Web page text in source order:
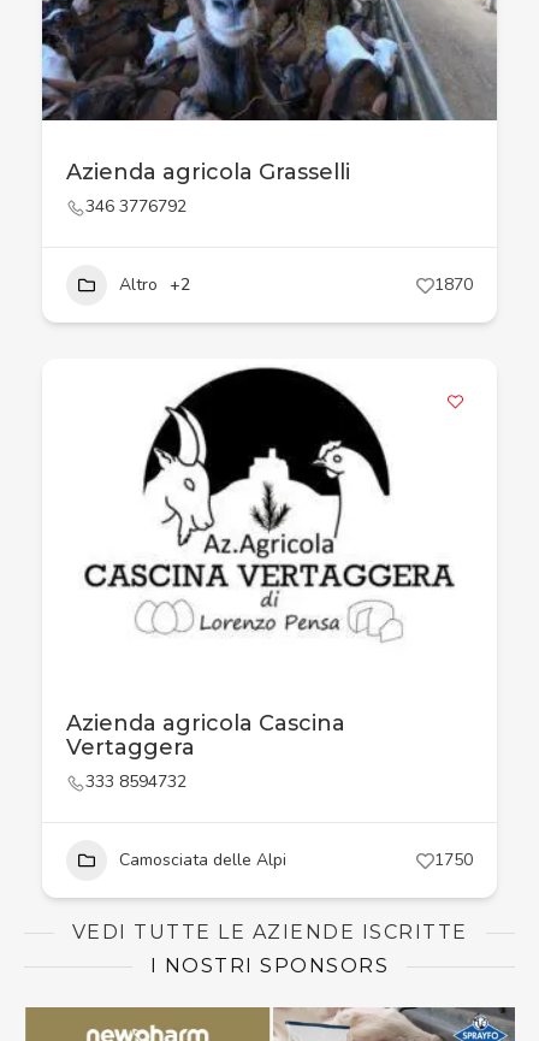
Azienda agricola Grasselli
346 3776792
Altro +2 1870
Azienda agricola Cascina
Vertaggera
333 8594732
Camosciata delle Alpi 1750
VEDI TUTTE LE AZIENDE ISCRITTE
I NOSTRI SPONSORS